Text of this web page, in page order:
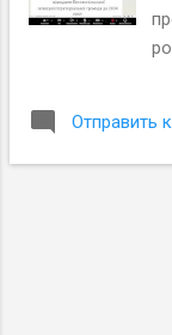
Отправить